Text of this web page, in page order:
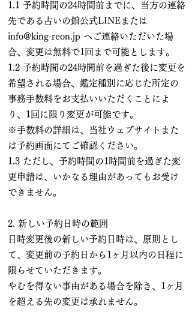
1.1 予約時間の24時間前までに、当方の連絡
先である占いの館公式LINEまたは
info@king-reon.jp へご連絡いただいた場
合、変更は無料で1回まで可能とします。
1.2 予約時間の24時間前を過ぎた後に変更を
希望される場合、鑑定種別に応じた所定の
事務手数料をお支払いいただくことによ
り、1回に限り変更が可能です。
※手数料の詳細は、当社ウェブサイトまた
は予約画面にてご確認ください。
1.3 ただし、予約時間の1時間前を過ぎた変
更申請は、いかなる理由があってもお受け
できません。
2. 新しい予約日時の範囲
日時変更後の新しい予約日時は、原則とし
て、変更前の予約日から1ヶ月以内の日程に
限らせていただきます。
やむを得ない事由がある場合を除き、1ヶ月
を超える先の変更は承れません。